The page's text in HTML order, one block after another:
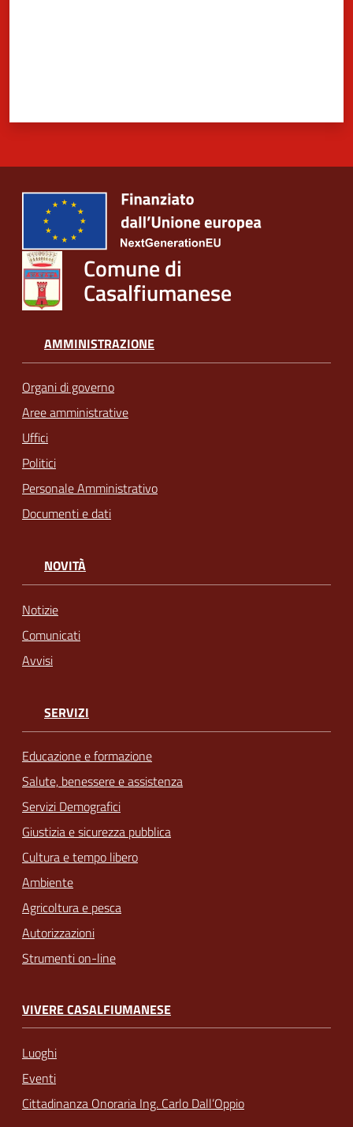
Comune di
Casalfiumanese
AMMINISTRAZIONE
Organi di governo
Aree amministrative
Uffici
Politici
Personale Amministrativo
Documenti e dati
NOVITÀ
Notizie
Comunicati
Avvisi
SERVIZI
Educazione e formazione
Salute, benessere e assistenza
Servizi Demografici
Giustizia e sicurezza pubblica
Cultura e tempo libero
Ambiente
Agricoltura e pesca
Autorizzazioni
Strumenti on-line
VIVERE CASALFIUMANESE
Luoghi
Eventi
Cittadinanza Onoraria Ing. Carlo Dall’Oppio